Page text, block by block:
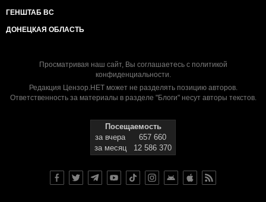
ГЕНШТАБ ВС
ДОНЕЦКАЯ ОБЛАСТЬ
Просматривая наш сайт, Вы соглашаетесь с политикой
конфиденциальности.
Редакция Цензор.НЕТ может не разделять позицию авторов.
Ответственность за материалы в разделе "Блоги" несут авторы текстов.
Посещаемость
за вчера
657 660
за месяц
12 586 370